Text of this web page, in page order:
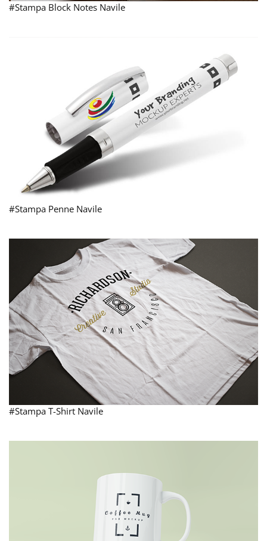
#Stampa Block Notes Navile
#Stampa Penne Navile
#Stampa T-Shirt Navile